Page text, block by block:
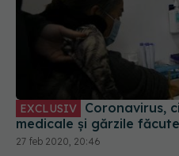
EXCLUSIV
medicale și gărzile
27 feb 2020, 20:46